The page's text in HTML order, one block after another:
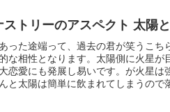
ストリーのアスペクト 太陽
った途端って、過去の君が笑うこち
な相性となります。太陽側に火星が
恋愛にも発展し易いです。が火星は
と太陽は簡単に飲まれてしまうので